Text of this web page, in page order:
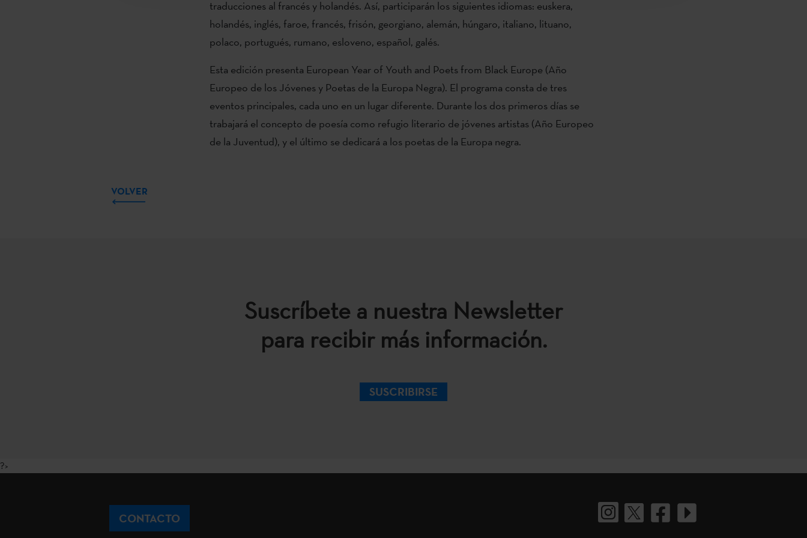
traducciones al francés y holandés. Así, participarán los siguientes idiomas: euskera,
holandés, inglés, faroe, francés, frisón, georgiano, alemán, húngaro, italiano, lituano,
polaco, portugués, rumano, esloveno, español, galés.
Esta edición presenta European Year of Youth and Poets from Black Europe (Año
Europeo de los Jóvenes y Poetas de la Europa Negra). El programa consta de tres
eventos principales, cada uno en un lugar diferente. Durante los dos primeros días se
trabajará el concepto de poesía como refugio literario de jóvenes artistas (Año Europeo
de la Juventud), y el último se dedicará a los poetas de la Europa negra.
VOLVER
Suscríbete a nuestra Newsletter
para recibir más información.
SUSCRIBIRSE
?>
CONTACTO